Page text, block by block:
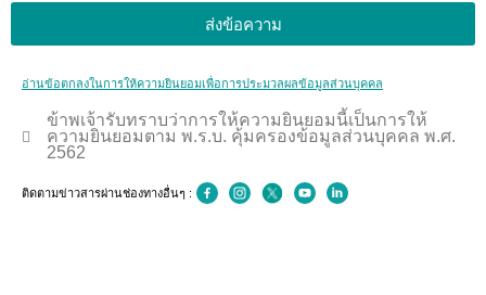
ส่งข้อความ
อ่านข้อตกลงในการให้ความยินยอมเพื่อการประมวลผลข้อมูลส่วนบุคคล
ข้าพเจ้ารับทราบว่าการให้ความยินยอมนี้เป็นการให้
ความยินยอมตาม พ.ร.บ. คุ้มครองข้อมูลส่วนบุคคล พ.ศ.
2562
ติดตามข่าวสารผ่านช่องทางอื่นๆ :